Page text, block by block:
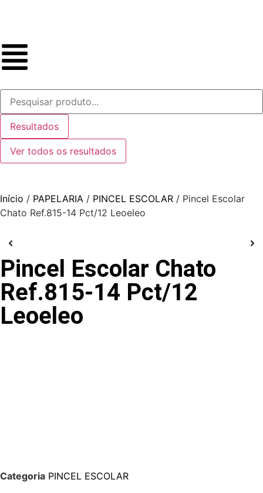
Resultados
Ver todos os resultados
Início / PAPELARIA / PINCEL ESCOLAR / Pincel Escolar
Chato Ref.815-14 Pct/12 Leoeleo
Pincel Escolar Chato
Ref.815-14 Pct/12
Leoeleo
Categoria PINCEL ESCOLAR